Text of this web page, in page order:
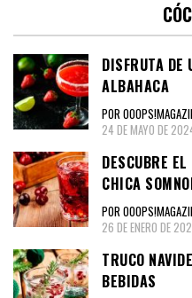
DISFRUTA DE
ALBAHACA
POR
24 DE MAYO DE
DESCUBRE
CHICA
POR
26 DE ENERO DE
TRUCO
BEBIDAS